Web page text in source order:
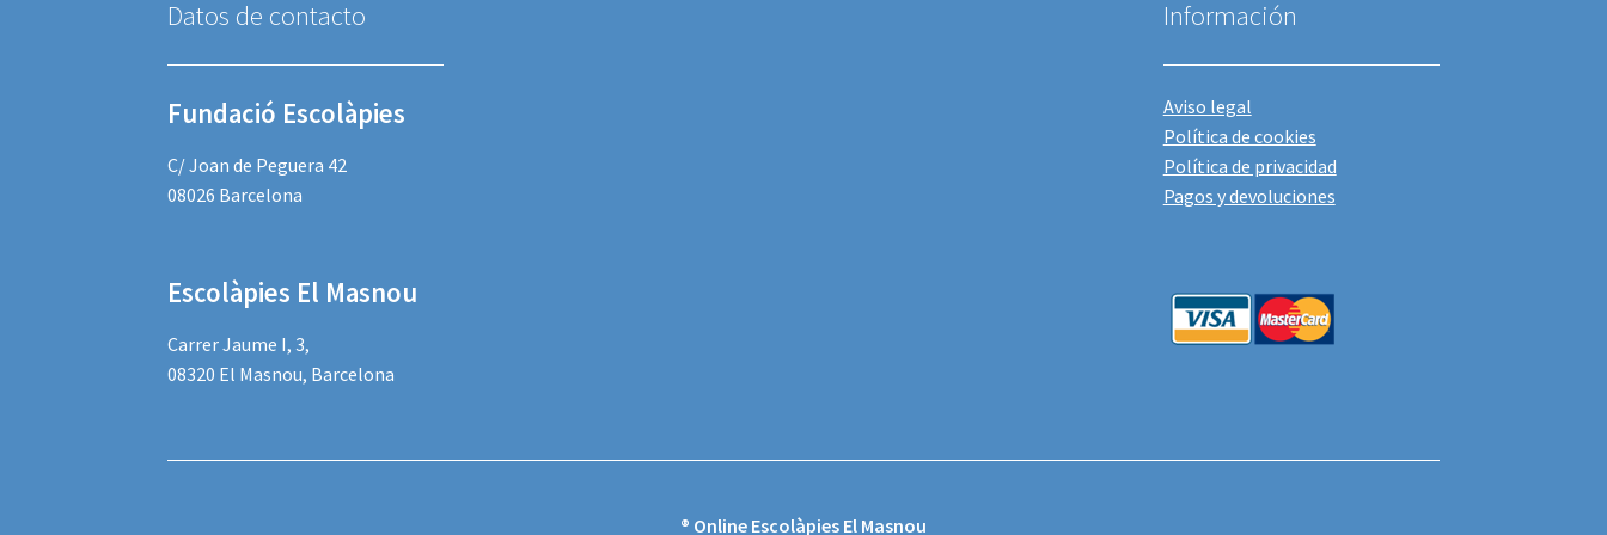
Datos de contacto
Fundació Escolàpies
C/ Joan de Peguera 42
08026 Barcelona
Escolàpies El Masnou
Carrer Jaume I, 3,
08320 El Masnou, Barcelona
Información
Aviso legal
Política de cookies
Política de privacidad
Pagos y devoluciones
® Online Escolàpies El Masnou